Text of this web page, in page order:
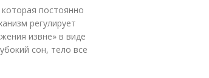
постоянно
регулирует
извне» в виде
сон, тело все